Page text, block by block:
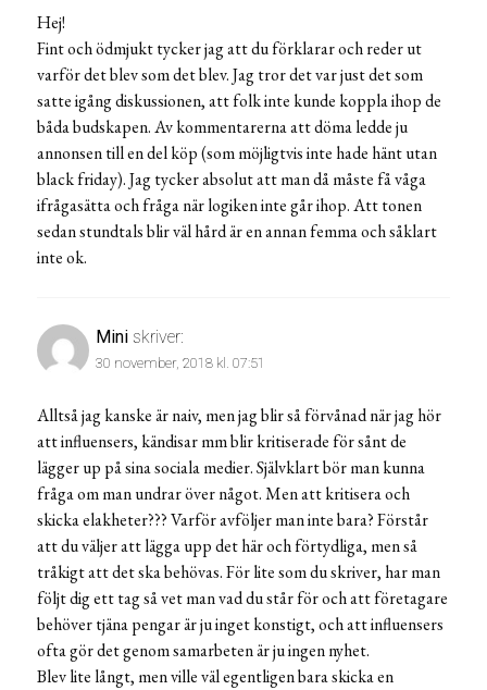
Hej!
Fint och ödmjukt tycker jag att du förklarar och reder ut
varför det blev som det blev. Jag tror det var just det som
satte igång diskussionen, att folk inte kunde koppla ihop de
båda budskapen. Av kommentarerna att döma ledde ju
annonsen till en del köp (som möjligtvis inte hade hänt utan
black friday). Jag tycker absolut att man då måste få våga
ifrågasätta och fråga när logiken inte går ihop. Att tonen
sedan stundtals blir väl hård är en annan femma och såklart
inte ok.
Mini skriver:
30 november, 2018 kl. 07:51
Alltså jag kanske är naiv, men jag blir så förvånad när jag hör
att influensers, kändisar mm blir kritiserade för sånt de
lägger up på sina sociala medier. Självklart bör man kunna
fråga om man undrar över något. Men att kritisera och
skicka elakheter??? Varför avföljer man inte bara? Förstår
att du väljer att lägga upp det här och förtydliga, men så
tråkigt att det ska behövas. För lite som du skriver, har man
följt dig ett tag så vet man vad du står för och att företagare
behöver tjäna pengar är ju inget konstigt, och att influensers
ofta gör det genom samarbeten är ju ingen nyhet.
Blev lite långt, men ville väl egentligen bara skicka en